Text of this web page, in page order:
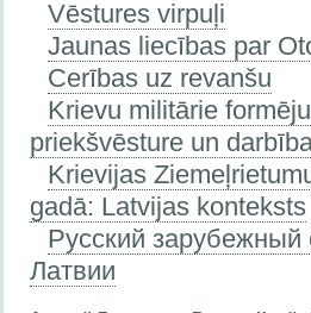
Vēstures virpuļi
Jaunas liecības par
Cerības uz revanšu
Krievu militārie
priekšvēsture un
Krievijas
gadā: Latvijas konteksts
Русский зарубежный
Латвии